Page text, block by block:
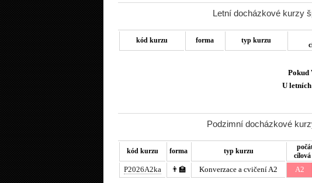
Letní docházkové kurzy
kód kurzu forma typ kurzu
Pokud
U
Podzimní docházkové
kód kurzu forma typ kurzu
P2026A2ka 👨‍🏫 Konverzace a cvičení A2 A2